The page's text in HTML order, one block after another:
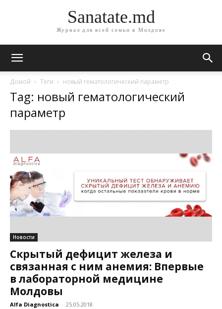
Sanatate.md
Журнал для всей семьи в Молдове
Домой Теги новый гематологический параметр
Tag: новый гематологический
параметр
Новости
Скрытый дефицит железа и
связанная с ним анемия: Впервые
в лабораторной медицине
Молдовы
Alfa Diagnostica - 25.05.2018